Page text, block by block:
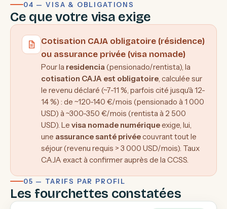
04 — VISA & OBLIGATIONS
Ce que votre visa exige
Cotisation CAJA obligatoire (résidence)
ou assurance privée (visa nomade)
Pour la residencia (pensionado/rentista), la
cotisation CAJA est obligatoire, calculée sur
le revenu déclaré (~7-11 %, parfois cité jusqu'à 12-
14 %) : de ~120-140 €/mois (pensionado à 1 000
USD) à ~300-350 €/mois (rentista à 2 500
USD). Le visa nomade numériqueexige, lui,
une assurance santé privéecouvrant tout le
séjour (revenu requis > 3 000 USD/mois). Taux
CAJA exact à confirmer auprès de la CCSS.
05 — TARIFS PAR PROFIL
Les fourchettes constatées